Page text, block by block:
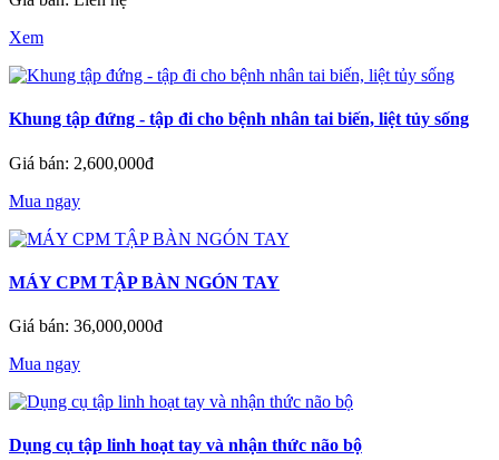
Xem
Khung tập đứng - tập đi cho bệnh nhân tai biến, liệt tủy sống
Giá bán: 2,600,000đ
Mua ngay
MÁY CPM TẬP BÀN NGÓN TAY
Giá bán: 36,000,000đ
Mua ngay
Dụng cụ tập linh hoạt tay và nhận thức não bộ